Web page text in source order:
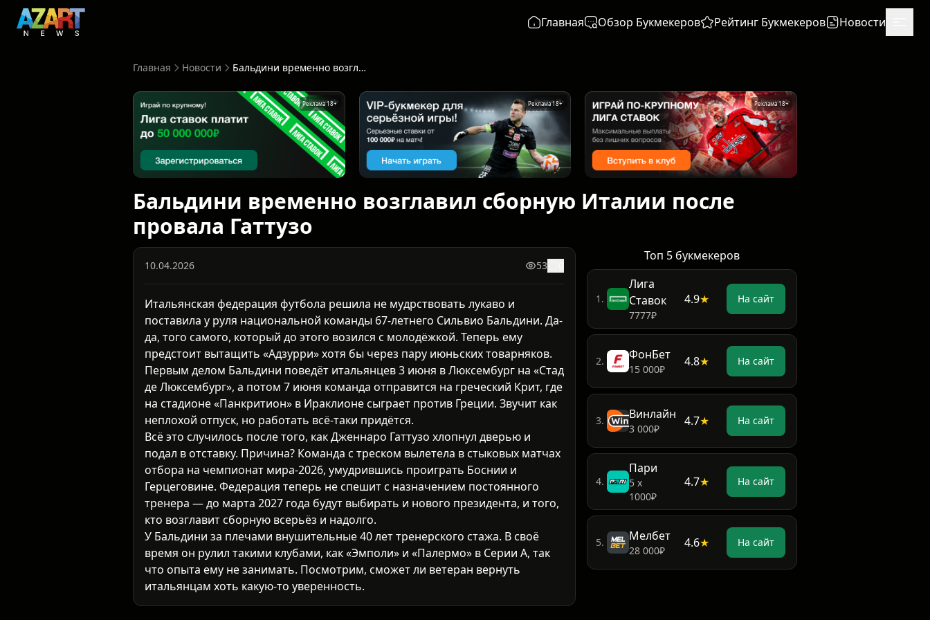
Главная Обзор Букмекеров Рейтинг Букмекеров Новости
Главная Новости Бальдини временно возглавил сборную Италии после провала Гаттузо
Реклама 18+ Реклама 18+ Реклама 18+
Бальдини временно возглавил сборную Италии после
провала Гаттузо
10.04.2026 53
Итальянская федерация футбола решила не мудрствовать лукаво и
поставила у руля национальной команды 67-летнего Сильвио Бальдини. Да-
да, того самого, который до этого возился с молодёжкой. Теперь ему
предстоит вытащить «Адзурри» хотя бы через пару июньских товарняков.
Первым делом Бальдини поведёт итальянцев 3 июня в Люксембург на «Стад
де Люксембург», а потом 7 июня команда отправится на греческий Крит, где
на стадионе «Панкритион» в Ираклионе сыграет против Греции. Звучит как
неплохой отпуск, но работать всё-таки придётся.
Всё это случилось после того, как Дженнаро Гаттузо хлопнул дверью и
подал в отставку. Причина? Команда с треском вылетела в стыковых матчах
отбора на чемпионат мира-2026, умудрившись проиграть Боснии и
Герцеговине. Федерация теперь не спешит с назначением постоянного
тренера — до марта 2027 года будут выбирать и нового президента, и того,
кто возглавит сборную всерьёз и надолго.
У Бальдини за плечами внушительные 40 лет тренерского стажа. В своё
время он рулил такими клубами, как «Эмполи» и «Палермо» в Серии А, так
что опыта ему не занимать. Посмотрим, сможет ли ветеран вернуть
итальянцам хоть какую-то уверенность.
Топ 5 букмекеров
1.
Лига
Ставок
7777₽
4.9★ На сайт
2. ФонБет
15 000₽
4.8★ На сайт
3. Винлайн
3 000₽
4.7★ На сайт
4.
Пари
5 х
1000₽
4.7★ На сайт
5. Мелбет
28 000₽
4.6★ На сайт